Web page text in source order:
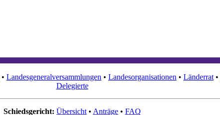
• Landesgeneralversammlungen • Landesorganisationen • Länderrat •
Delegierte
Schiedsgericht: Übersicht • Anträge • FAQ